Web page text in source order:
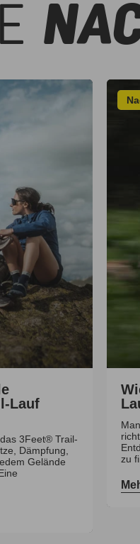
Lauf
3Feet® Trail-
Dämpfung,
Gelände
zu